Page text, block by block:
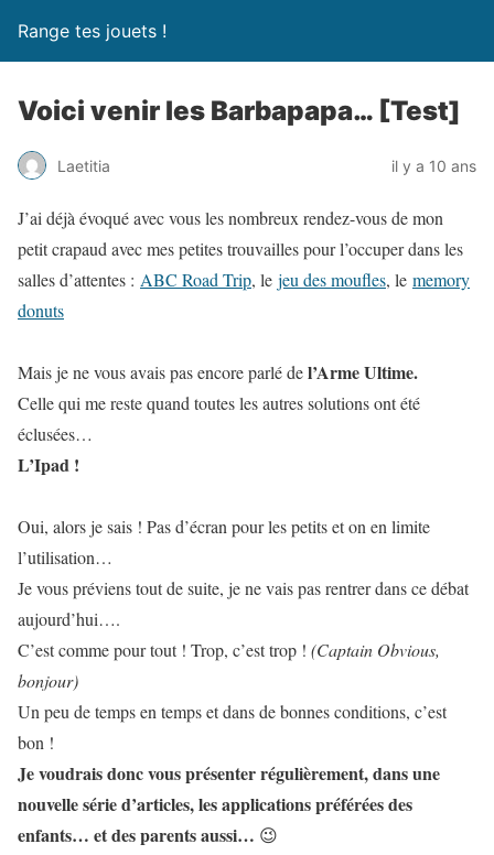
Range tes jouets !
Voici venir les Barbapapa… [Test]
Laetitia il y a 10 ans
J’ai déjà évoqué avec vous les nombreux rendez-vous de mon
petit crapaud avec mes petites trouvailles pour l’occuper dans les
salles d’attentes : ABC Road Trip, le jeu des moufles, le memory
donuts
Mais je ne vous avais pas encore parlé del’Arme Ultime.
Celle qui me reste quand toutes les autres solutions ont été
éclusées…
L’Ipad !
Oui, alors je sais ! Pas d’écran pour les petits et on en limite
l’utilisation…
Je vous préviens tout de suite, je ne vais pas rentrer dans ce débat
aujourd’hui….
C’est comme pour tout ! Trop, c’est trop ! (Captain Obvious,
bonjour)
Un peu de temps en temps et dans de bonnes conditions, c’est
bon !
Je voudrais donc vous présenter régulièrement, dans une
nouvelle série d’articles, les applications préférées des
enfants… et des parents aussi… 😉